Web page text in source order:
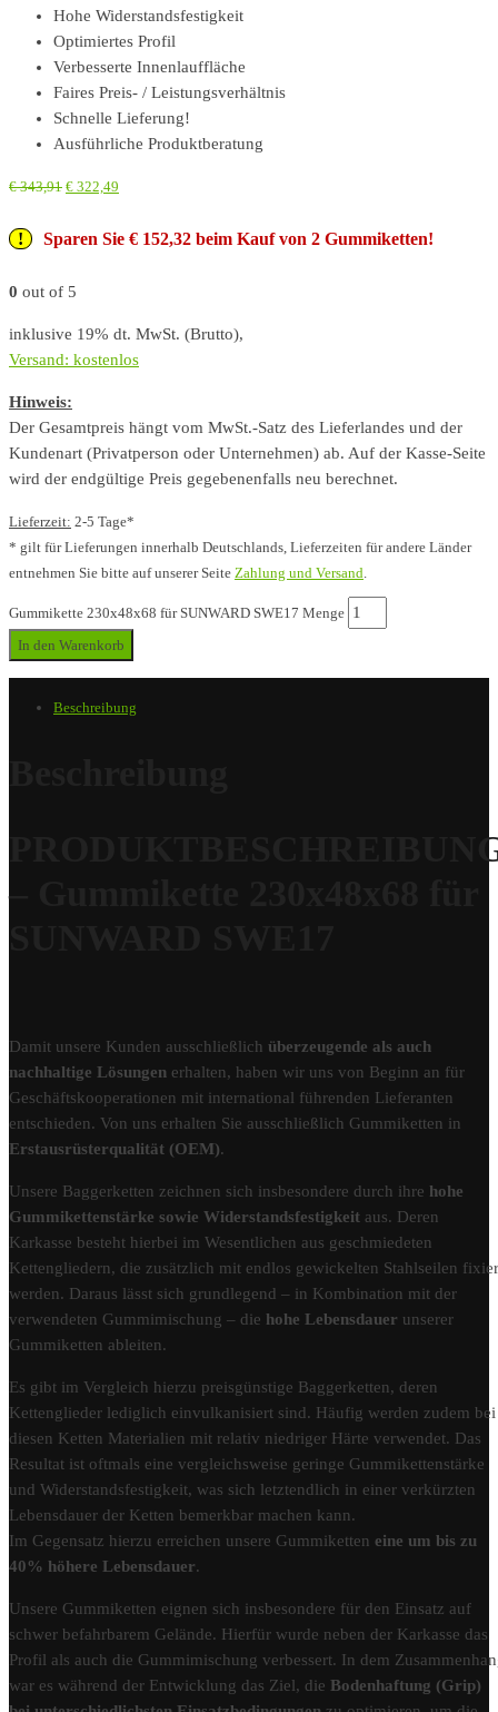
Hohe Widerstandsfestigkeit
Optimiertes Profil
Verbesserte Innenlauffläche
Faires Preis- / Leistungsverhältnis
Schnelle Lieferung!
Ausführliche Produktberatung
€343,91 € 322,49
Sparen Sie € 152,32 beim Kauf von 2 Gummiketten!
0 out of 5
inklusive 19% dt. MwSt. (Brutto),
Versand: kostenlos
Hinweis:
Der Gesamtpreis hängt vom MwSt.-Satz des Lieferlandes und der
Kundenart (Privatperson oder Unternehmen) ab. Auf der Kasse-Seite
wird der endgültige Preis gegebenenfalls neu berechnet.
Lieferzeit: 2-5 Tage*
* gilt für Lieferungen innerhalb Deutschlands, Lieferzeiten für andere Länder
entnehmen Sie bitte auf unserer Seite Zahlung und Versand
Gummikette 230x48x68 für SUNWARD SWE17 Menge
In den Warenkorb
Beschreibung
Damit unsere Kunden ausschließlich überzeugende als auch
nachhaltige Lösungen erhalten, haben wir uns von Beginn an für
Geschäftskooperationen mit international führenden Lieferanten
entschieden. Von uns erhalten Sie ausschließlich Gummiketten in
Erstausrüsterqualität (OEM).
Unsere Baggerketten zeichnen sich insbesondere durch ihre hohe
Gummikettenstärke sowie Widerstandsfestigkeit aus. Deren
Karkasse besteht hierbei im Wesentlichen aus geschmiedeten
Kettengliedern, die zusätzlich mit endlos gewickelten Stahlseilen
werden. Daraus lässt sich grundlegend – in Kombination mit der
verwendeten Gummimischung – die hohe Lebensdauer unserer
Gummiketten ableiten.
Es gibt im Vergleich hierzu preisgünstige Baggerketten, deren
Kettenglieder lediglich einvulkanisiert sind. Häufig werden zudem bei
diesen Ketten Materialien mit relativ niedriger Härte verwendet. Das
Resultat ist oftmals eine vergleichsweise geringe Gummikettenstärke
und Widerstandsfestigkeit, was sich letztendlich in einer verkürzten
Lebensdauer der Ketten bemerkbar machen kann.
Im Gegensatz hierzu erreichen unsere Gummiketten eine um bis zu
40% höhere Lebensdauer.
Unsere Gummiketten eignen sich insbesondere für den Einsatz auf
schwer befahrbarem Gelände. Hierfür wurde neben der Karkasse das
Profil als auch die Gummimischung verbessert. In dem
war es während der Entwicklung das Ziel, die Bodenhaftung (Grip)